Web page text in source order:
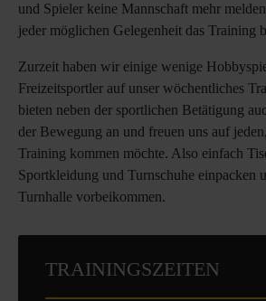
und Spieler keine Mannschaft mehr
jeder möglichen Gelegenheit das Training
Zurzeit haben wir einige wenige
Freizeitsportler auf unser wöchentliches
bieten neben der sportlichen Betätigung
der Bewegung an und freuen uns auf
Training kommen möchte. Also einfach
Sportkleidung und Turnschuhe einpacken
Turnhalle vorbeikommen.
TRAININGSZEITEN